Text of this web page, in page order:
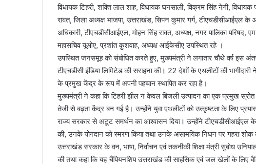
विधायक टिहरी, शक्ति लाल शाह, विधायक घनसाली, विक्रम सिंह नेगी,
रावत, जिला अध्यक्ष भाजपा, उत्तराखंड, सिपन कुमार गर्ग, टीएचडीसीआईएल
अधिकारी, टीएचडीसीआईएल, मोहन सिंह रावत, अध्यक्ष, नगर पालिका परिषद,
महासचिव यूओए, प्रशांत कुशवाह, अध्यक्ष आईकेसीए उपस्थित रहे ।
उपस्थित जनसमूह को संबोधित करते हुए, मुख्यमंत्री ने लगातार चौथे वर्ष इस
टीएचडीसी इंडिया लिमिटेड की सराहना की। 22 देशों के एथलीटों की
के प्रमुख केंद्र के रूप में अपनी पहचान स्थापित कर रहा है।
मुख्यमंत्री ने कहा कि टिहरी झील न केवल बिजली उत्पादन का एक प्रमुख
तेजी से बढ़ता केंद्र बन गई है। उन्होंने युवा एथलीटों को उत्कृष्टता के लिए
राज्य सरकार से अटूट समर्थन का आश्वासन दिया। उन्होंने टीएचडीसीआईएल के
की, उनके योगदान को स्मरण किया तथा उनके असामयिक निधन पर गहरा शोक
उत्तराखंड सरकार के वन, भाषा, निर्वाचन एवं तकनीकी शिक्षा मंत्री सुबोध
की तथा कहा कि यह चैंपियनशिप उत्तराखंड की साहसिक एवं जल खेलों के लिए